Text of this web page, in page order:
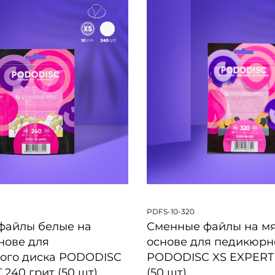
белые на
для
диска PODODISC
PDFS-10-320
Сменные файлы на
основе для
PODODISC XS